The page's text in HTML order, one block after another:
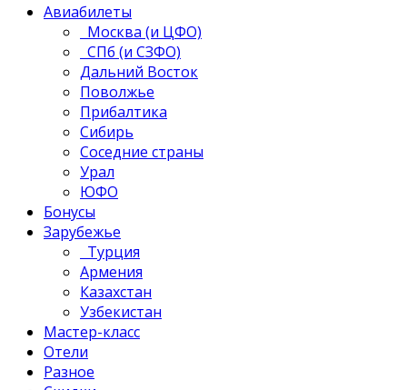
Авиабилеты
Москва (и ЦФО)
СПб (и СЗФО)
Дальний Восток
Поволжье
Прибалтика
Сибирь
Соседние страны
Урал
ЮФО
Бонусы
Зарубежье
Турция
Армения
Казахстан
Узбекистан
Мастер-класс
Отели
Разное